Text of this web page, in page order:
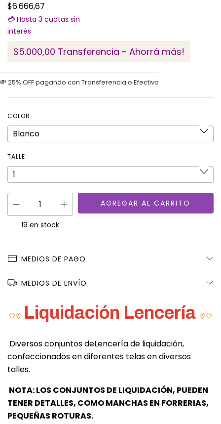
$6.666,67
$5.000,00 Transferencia - Ahorrá más!
COLOR
TALLE
19 en stock
MEDIOS DE PAGO
MEDIOS DE ENVÍO
♡♡ Liquidación Lencería ♡♡
Diversos conjuntos deLencería de liquidación,
confeccionados en diferentes telas en diversos
talles.
NOTA: LOS CONJUNTOS DE LIQUIDACIÓN, PUEDEN
TENER DETALLES, COMO MANCHAS EN FORRERIAS,
PEQUEÑAS ROTURAS.